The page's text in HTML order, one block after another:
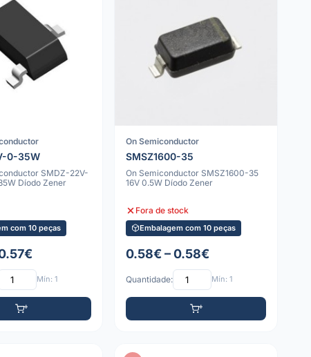
0-35W
SMDZ-22V-
Díodo Zener
com 10 peças
Mín: 1
On Semiconductor
SMSZ1600-35
On Semiconductor SMSZ1600-35
16V 0.5W Díodo Zener
Fora de stock
Embalagem com 10 peças
0.58€ – 0.58€
Quantidade: Mín: 1